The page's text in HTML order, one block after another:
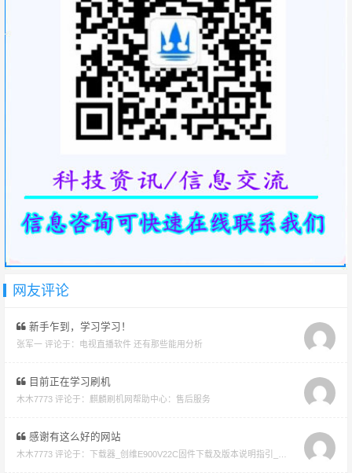
网友评论
新手乍到，学习学习！
张军一 评论于： 电视直播软件 还有那些能用分析
目前正在学习刷机
木木7773 评论于： 麒麟刷机网帮助中心：售后服务
感谢有这么好的网站
木木7773 评论于： 下载器_创维E900V22C固件下载及版本说明指引_看好在下载避免刷成砖